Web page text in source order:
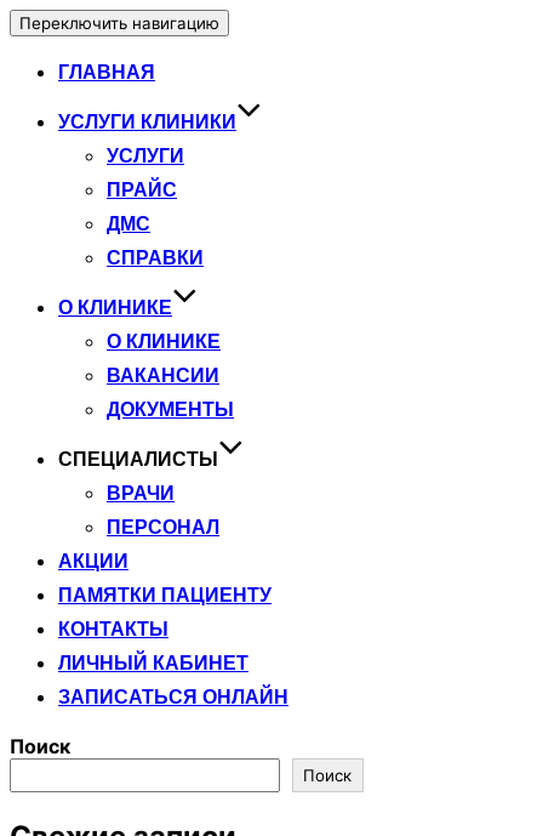
Переключить навигацию
ГЛАВНАЯ
УСЛУГИ КЛИНИКИ
УСЛУГИ
ПРАЙС
ДМС
СПРАВКИ
О КЛИНИКЕ
О КЛИНИКЕ
ВАКАНСИИ
ДОКУМЕНТЫ
СПЕЦИАЛИСТЫ
ВРАЧИ
ПЕРСОНАЛ
АКЦИИ
ПАМЯТКИ ПАЦИЕНТУ
КОНТАКТЫ
ЛИЧНЫЙ КАБИНЕТ
ЗАПИСАТЬСЯ ОНЛАЙН
Поиск
Поиск